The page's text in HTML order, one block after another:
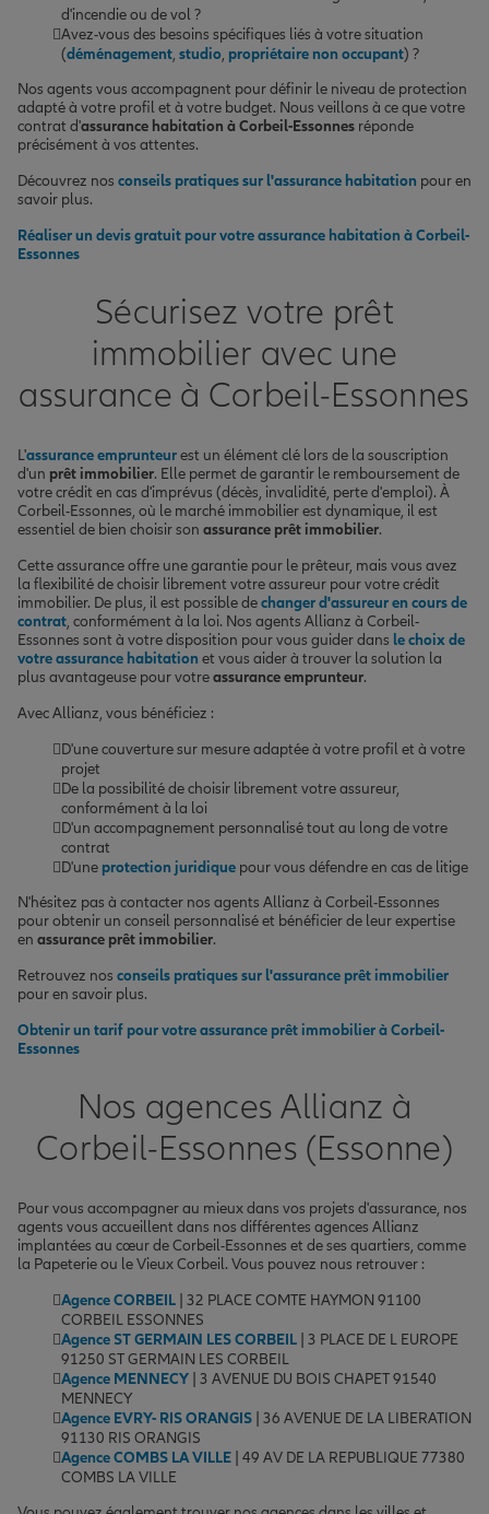
d'incendie ou de vol ?
Avez-vous des besoins spécifiques liés à votre situation
(déménagement, studio, propriétaire non occupant) ?
Nos agents vous accompagnent pour définir le niveau de protection
adapté à votre profil et à votre budget. Nous veillons à ce que votre
contrat d'assurance habitation à Corbeil-Essonnes réponde
précisément à vos attentes.
Découvrez nos conseils pratiques sur l'assurance habitation pour en
savoir plus.
Réaliser un devis gratuit pour votre assurance habitation à Corbeil-
Essonnes
Sécurisez votre prêt
immobilier avec une
assurance à Corbeil-Essonnes
L'assurance emprunteurest un élément clé lors de la souscription
d'un prêt immobilier. Elle permet de garantir le remboursement de
votre crédit en cas d'imprévus (décès, invalidité, perte d'emploi). À
Corbeil-Essonnes, où le marché immobilier est dynamique, il est
essentiel de bien choisir son assurance prêt immobilier.
Cette assurance offre une garantie pour le prêteur, mais vous avez
la flexibilité de choisir librement votre assureur pour votre crédit
immobilier. De plus, il est possible dechanger d'assureur en cours de
contrat, conformément à la loi. Nos agents Allianz à Corbeil-
Essonnes sont à votre disposition pour vous guider dans le choix de
votre assurance habitation et vous aider à trouver la solution la
plus avantageuse pour votreassurance emprunteur.
Avec Allianz, vous bénéficiez :
D'une couverture sur mesure adaptée à votre profil et à votre
projet
De la possibilité de choisir librement votre assureur,
conformément à la loi
D'un accompagnement personnalisé tout au long de votre
contrat
D'une protection juridique pour vous défendre en cas de litige
N'hésitez pas à contacter nos agents Allianz à Corbeil-Essonnes
pour obtenir un conseil personnalisé et bénéficier de leur expertise
en assurance prêt immobilier.
Retrouvez nos conseils pratiques sur l'assurance prêt immobilier
pour en savoir plus.
Obtenir un tarif pour votre assurance prêt immobilier à Corbeil-
Essonnes
Nos agences Allianz à
Corbeil-Essonnes (Essonne)
Pour vous accompagner au mieux dans vos projets d'assurance, nos
agents vous accueillent dans nos différentes agences Allianz
implantées au cœur de Corbeil-Essonnes et de ses quartiers, comme
la Papeterie ou le Vieux Corbeil. Vous pouvez nous retrouver :
Agence CORBEIL | 32 PLACE COMTE HAYMON 91100
CORBEIL ESSONNES
Agence ST GERMAIN LES CORBEIL | 3 PLACE DE L EUROPE
91250 ST GERMAIN LES CORBEIL
Agence MENNECY | 3 AVENUE DU BOIS CHAPET 91540
MENNECY
Agence EVRY- RIS ORANGIS | 36 AVENUE DE LA LIBERATION
91130 RIS ORANGIS
Agence COMBS LA VILLE | 49 AV DE LA REPUBLIQUE 77380
COMBS LA VILLE